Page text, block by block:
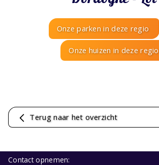
Onze parken in deze regio
Onze huizen in deze regio
Terug naar het overzicht
Contact opnemen: